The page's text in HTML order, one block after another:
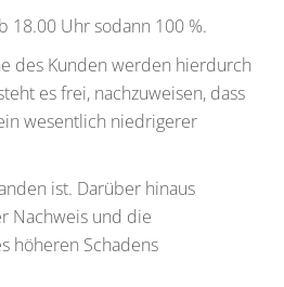
18.00 Uhr sodann 100 %.
des Kunden werden hierdurch
es frei, nachzuweisen, dass
wesentlich niedrigerer
ist. Darüber hinaus
Nachweis und die
höheren Schadens